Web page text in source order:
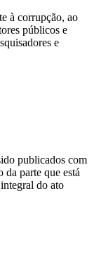
à corrupção, ao
públicos e
e
publicados com
parte que está
do ato